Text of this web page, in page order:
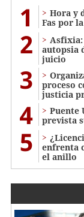
1
Hora y
Fas por
2
Asfixia:
autopsia
juicio
3
proceso
justicia
4
Puente
prevista
5
enfrenta
el anillo